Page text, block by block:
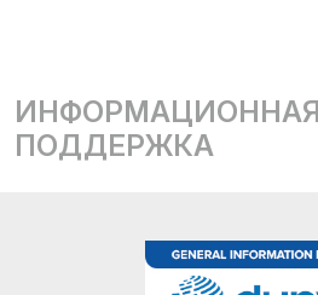
ИНФОРМАЦИОННАЯ
ПОДДЕРЖКА